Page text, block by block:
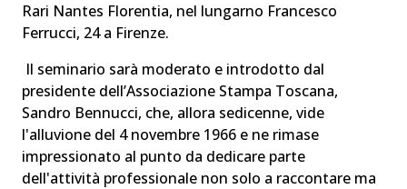
Rari Nantes Florentia, nel lungarno Francesco
Ferrucci, 24 a Firenze.
Il seminario sarà moderato e introdotto dal
presidente dell’Associazione Stampa Toscana,
Sandro Bennucci, che, allora sedicenne, vide
l'alluvione del 4 novembre 1966 e ne rimase
impressionato al punto da dedicare parte
dell'attività professionale non solo a raccontare ma